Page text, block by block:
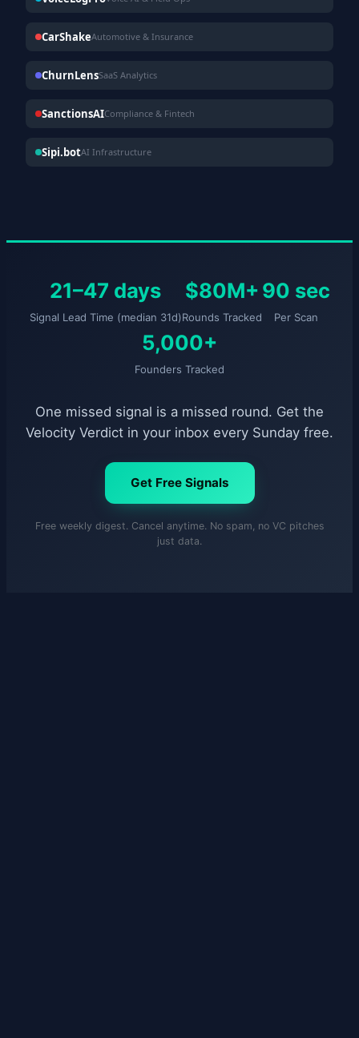
CarShakeAutomotive & Insurance
ChurnLensSaaS Analytics
SanctionsAICompliance & Fintech
Sipi.botAI Infrastructure
21–47 days
Signal Lead Time (median 31d)
$80M+
Rounds Tracked
90 sec
Per Scan
5,000+
Founders Tracked
One missed signal is a missed round. Get the
Velocity Verdict in your inbox every Sunday free.
Get Free Signals
Free weekly digest. Cancel anytime. No spam, no VC pitches
just data.